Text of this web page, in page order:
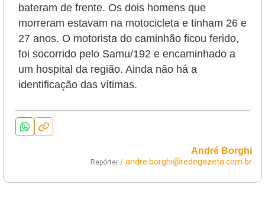
bateram de frente. Os dois homens que
morreram estavam na motocicleta e tinham 26 e
27 anos. O motorista do caminhão ficou ferido,
foi socorrido pelo Samu/192 e encaminhado a
um hospital da região. Ainda não há a
identificação das vítimas.
André Borghi
Repórter / andre.borghi@redegazeta.com.br